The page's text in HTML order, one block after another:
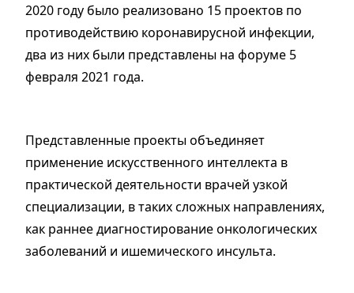
2020 году было реализовано 15 проектов по
противодействию коронавирусной инфекции,
два из них были представлены на форуме 5
февраля 2021 года.
Представленные проекты объединяет
применение искусственного интеллекта в
практической деятельности врачей узкой
специализации, в таких сложных направлениях,
как раннее диагностирование онкологических
заболеваний и ишемического инсульта.